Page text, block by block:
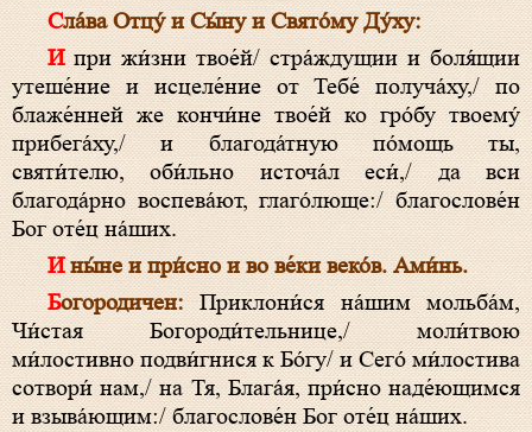
Сла́ва Отцу́ и Сы́ну и Свято́му Ду́ху:
И при жи́зни твое́й/ стра́ждущии и боля́щии
утеше́ние и исцеле́ние от Тебе́ получа́ху,/ по
блаже́нней же кончи́не твое́й ко гро́бу твоему́
прибега́ху,/ и благода́тную по́мощь ты,
святи́телю, оби́льно источа́л еси́,/ да вси
благода́рно воспева́ют, глаго́люще:/ благослове́н
Бог оте́ц на́ших.
И ны́не и при́сно и во ве́ки веко́в. Ами́нь.
Богородичен:Приклони́ся на́шим мольба́м,
Чи́стая Богороди́тельнице,/ моли́твою
ми́лостивно подви́гнися к Бо́гу/ и Сего́ ми́лостива
сотвори́ нам,/ на Тя, Блага́я, при́сно наде́ющимся
и взыва́ющим:/ благослове́н Бог оте́ц на́ших.